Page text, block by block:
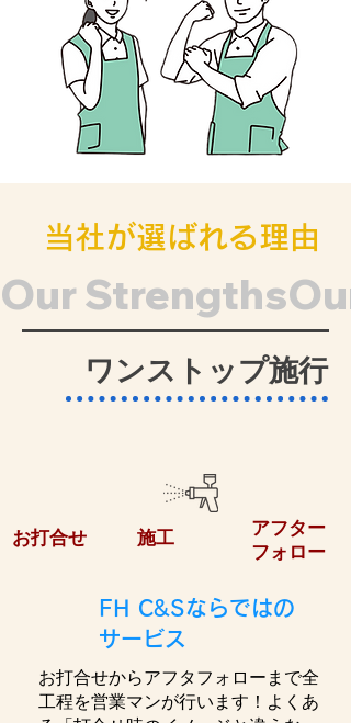
​当社が選ばれる理由
Our Strengths
​ワンストップ施行
​お打合せ ​施工
​アフター
フォロー
​FH C&Sならではの
サービス
​お打合せからアフタフォローまで全
工程を営業マンが行います！よくあ